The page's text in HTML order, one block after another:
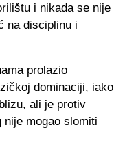
i nikada se nije
na disciplinu i
prolazio
dominaciji, iako
ali je protiv
nije mogao slomiti